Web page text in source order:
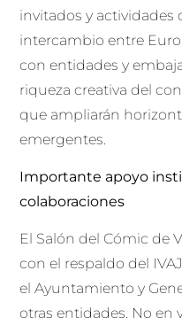
invitados y actividades
intercambio entre
con entidades y
riqueza creativa del
que ampliarán
emergentes.
Importante apoyo
colaboraciones
El Salón del Cómic de
con el respaldo del
el Ayuntamiento y
otras entidades. No en